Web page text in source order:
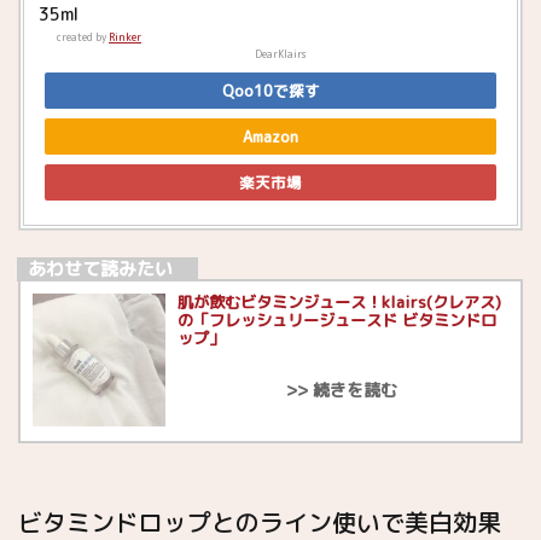
35ml
created by Rinker
DearKlairs
Qoo10で探す
Amazon
楽天市場
あわせて読みたい
肌が飲むビタミンジュース！klairs(クレアス)
の「フレッシュリージュースド ビタミンドロ
ップ 」
ビタミンドロップとのライン使いで美白効果